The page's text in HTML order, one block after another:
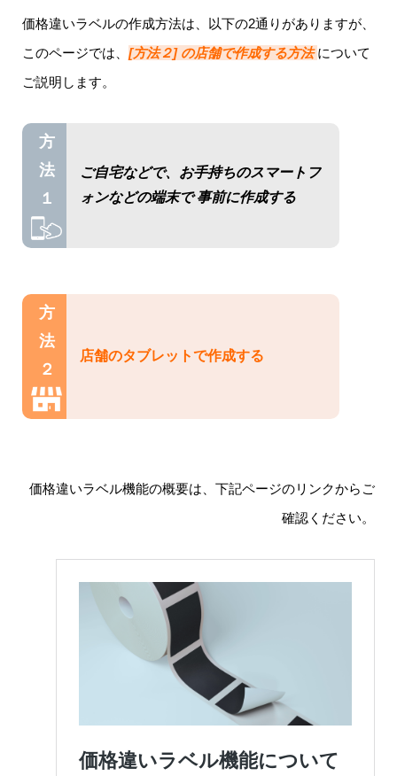
価格違いラベルの作成方法は、以下の2通りがありますが、
このページでは、 [方法２] の店舗で作成する方法について
ご説明します。
方
法
１
ご自宅などで、お手持ちのスマートフ
ォンなどの端末で 事前に作成する
方
法
２
店舗のタブレットで作成する
価格違いラベル機能の概要は、下記ページのリンクからご
確認ください。